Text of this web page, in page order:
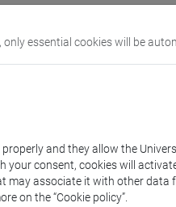
DI I GRADO - A022 -
- A023 - Formazione
iniziale insegnanti
only essential cookies will be
and they allow the
your consent, cookies will
may associate it with other data
on the “Cookie policy”.